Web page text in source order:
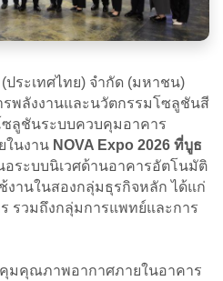
ระเทศไทย) จำกัด (มหาชน)
พลังงานและนวัตกรรมโซลูชันสี
ซลูชันระบบควบคุมอาคาร
ในงาน NOVA Expo 2026 ที่บูธ
อระบบนิเวศด้านอาคารอัตโนมัติ
านในสองกลุ่มธุรกิจหลัก ได้แก่
รวมถึงกลุ่มการแพทย์และการ
มคุณภาพอากาศภายในอาคาร